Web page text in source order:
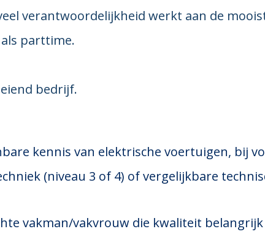
verantwoordelijkheid werkt aan de
parttime.
bedrijf.
kennis van elektrische voertuigen, bij
(niveau 3 of 4) of vergelijkbare
vakman/vakvrouw die kwaliteit